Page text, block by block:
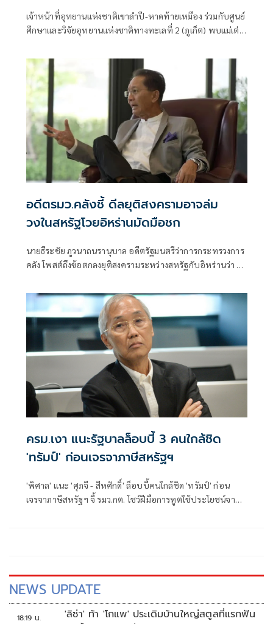
เจ้าหน้าที่อุทยานแห่งชาติเขาลำปี-หาดท้ายเหมือง ร่วมกับศูนย์
ศึกษาและวิจัยอุทยานแห่งชาติทางทะเลที่ 2 (ภูเก็ต) พบแม่เต่า
อดีตรมว.คลังชี้ ดีลยุติสงครามอาจล่ม
วงในสหรัฐโวยอิหร่านมัดมือชก
นายธีระชัย ภูวนาถนรานุบาล อดีตรัฐมนตรีว่าการกระทรวงการ
คลัง โพสต์ถึงข้อตกลงยุติสงครามระหว่างสหรัฐกับอิหร่านว่า มัด
ครม.เงา แนะรัฐบาลล็อบบี้ 3 คนใกล้ชิด
'ทรัมป์' ก่อนเจรจาภาษีสหรัฐฯ
'พิศาล' แนะ 'ศุภจี - สีหศักดิ์' ล็อบบี้คนใกล้ชิด 'ทรัมป์' ก่อน
เจรจาภาษีสหรัฐฯ จี้ รมว.กต. โชว์ฝีมือการทูตใช้ประโยชน์จาก
NEWS UPDATE
18:19 น.
'ลิซ่า' ท้า 'โกแพ' ประเดิมบ้านใหญ่สตูลที่แรกฟัน